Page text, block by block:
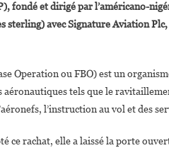
Ogunlesi
Va
Plus
Grand
Réseau
Centres
fondé et dirigé par l’américano-
avec Signature Aviation
Operation ou FBO) est un
aéronautiques tels que le
l’instruction au vol et des
ce rachat, elle a laissé la porte